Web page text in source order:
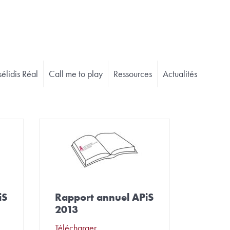
Réal Call me to play Ressources Actualités
Rapport annuel APiS
2013